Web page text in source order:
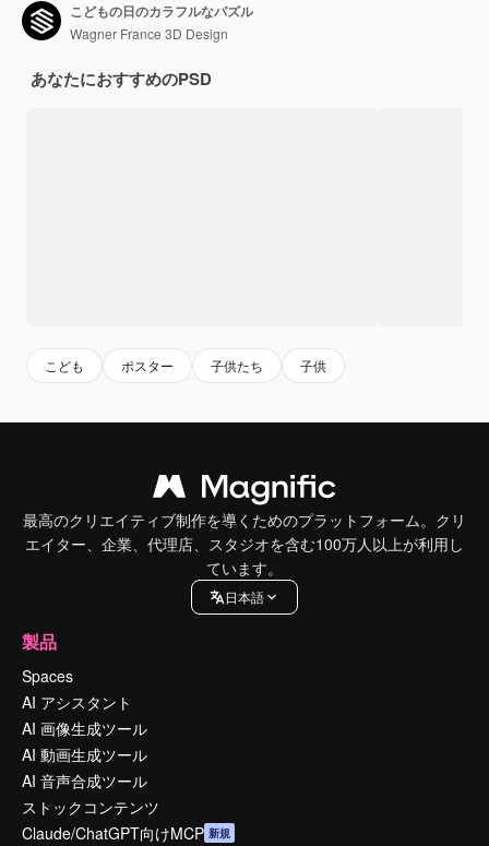
こどもの日のカラフルなパズル
Wagner France 3D Design
あなたにおすすめのPSD
こども ポスター 子供たち 子供
最高のクリエイティブ制作を導くためのプラットフォーム。クリ
エイター、企業、代理店、スタジオを含む100万人以上が利用し
ています。
日本語
製品
Spaces
AI アシスタント
AI 画像生成ツール
AI 動画生成ツール
AI 音声合成ツール
ストックコンテンツ
Claude/ChatGPT向けMCP 新規